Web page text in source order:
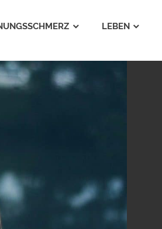
LEBEN